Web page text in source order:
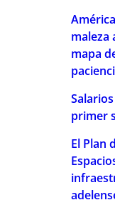
maleza
mapa
primer
El Plan